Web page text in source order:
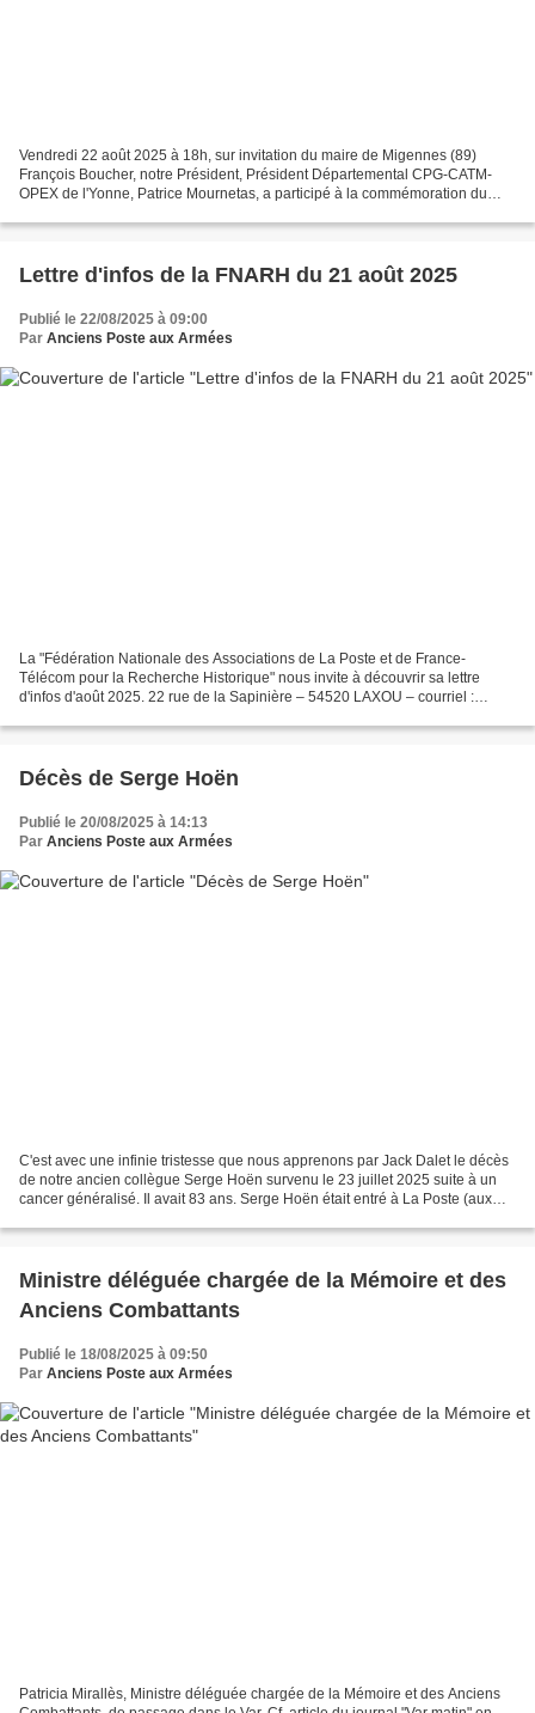
Vendredi 22 août 2025 à 18h, sur invitation du maire de Migennes (89)
François Boucher, notre Président, Président Départemental CPG-CATM-
OPEX de l'Yonne, Patrice Mournetas, a participé à la commémoration du
Lettre d'infos de la FNARH du 21 août 2025
Publié le 22/08/2025 à 09:00
Par Anciens Poste aux Armées
La "Fédération Nationale des Associations de La Poste et de France-
Télécom pour la Recherche Historique" nous invite à découvrir sa lettre
d'infos d'août 2025. 22 rue de la Sapinière – 54520 LAXOU – courriel :
…………………………………………………………………………………………
Décès de Serge Hoën
Publié le 20/08/2025 à 14:13
Par Anciens Poste aux Armées
C'est avec une infinie tristesse que nous apprenons par Jack Dalet le décès
de notre ancien collègue Serge Hoën survenu le 23 juillet 2025 suite à un
cancer généralisé. Il avait 83 ans. Serge Hoën était entré à La Poste (aux
Ministre déléguée chargée de la Mémoire et des
Anciens Combattants
Publié le 18/08/2025 à 09:50
Par Anciens Poste aux Armées
Patricia Mirallès, Ministre déléguée chargée de la Mémoire et des Anciens